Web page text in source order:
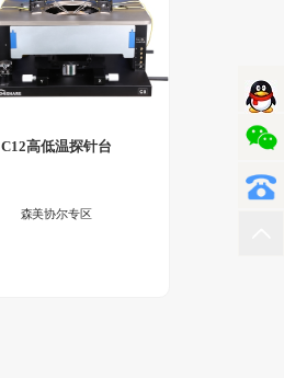
C12高低温探针台
森美协尔专区